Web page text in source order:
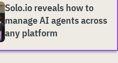
Solo.io reveals how to
manage AI agents across
any platform